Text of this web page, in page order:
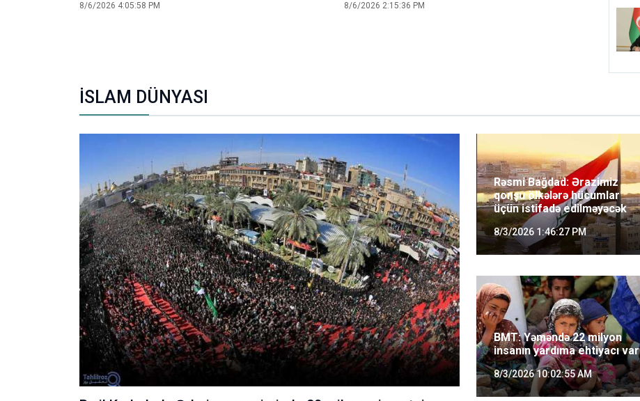
8/6/2026 4:05:58 PM 8/6/2026 2:15:36 PM
İSLAM DÜNYASI
Rəsmi Bağdad: Ərazimiz
qonşu ölkələrə hücumlar
üçün istifadə edilməyəcək
8/3/2026 1:46:27 PM
BMT: Yəməndə 22 milyon
insanın yardıma ehtiyacı var
8/3/2026 10:02:55 AM